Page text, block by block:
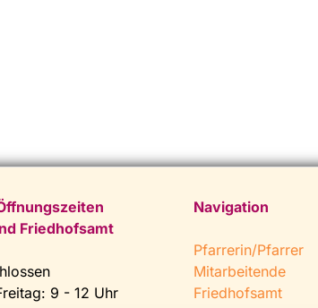
Friedhofsamt
9 - 12 Uhr
Navigation
Pfarrerin/Pfarrer
Mitarbeitende
Friedhofsamt